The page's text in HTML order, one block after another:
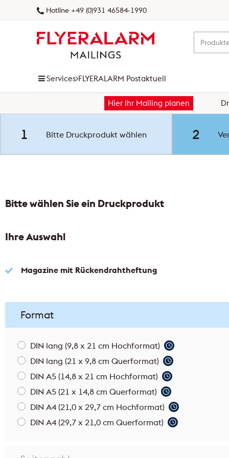
Hotline +49 (0)931 46584-1990
Services
FLYERALARM Prospektverteilung
FLYERALARM Postaktuell
FLYERALARM Postwurfspezial
FLYERALARM Versandservice
FLYERALARM Mailings
FLYERALARM Postaktuell
Hier Ihr Mailing planen
1 Bitte Druckprodukt wählen 2
Stadt/Landkreis wählen
Selektionsgrad
Postleitzahlen Zustellbezirke
Zustellung
An alle Haushalte
Bitte wählen Sie ein Druckprodukt
Ihre Auswahl
Magazine mit Rückendrahtheftung
Format
DIN lang (9,8 x 21 cm Hochformat)
DIN lang (21 x 9,8 cm Querformat)
DIN A5 (14,8 x 21 cm Hochformat)
DIN A5 (21 x 14,8 cm Querformat)
DIN A4 (21,0 x 29,7 cm Hochformat)
DIN A4 (29,7 x 21,0 cm Querformat)